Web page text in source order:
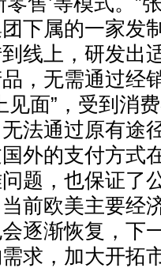
下属的一家发
线上，研发出
，无需通过经
见面”，受到消
法通过原有途
外的支付方式
题，也保证了
欧美主要经
逐渐恢复，下
求，加大开拓